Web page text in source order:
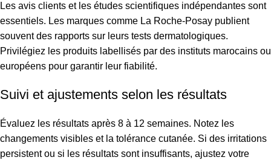
Les avis clients et les études scientifiques indépendantes sont
essentiels. Les marques comme La Roche-Posay publient
souvent des rapports sur leurs tests dermatologiques.
Privilégiez les produits labellisés par des instituts marocains ou
européens pour garantir leur fiabilité.
Suivi et ajustements selon les résultats
Évaluez les résultats après 8 à 12 semaines. Notez les
changements visibles et la tolérance cutanée. Si des irritations
persistent ou si les résultats sont insuffisants, ajustez votre